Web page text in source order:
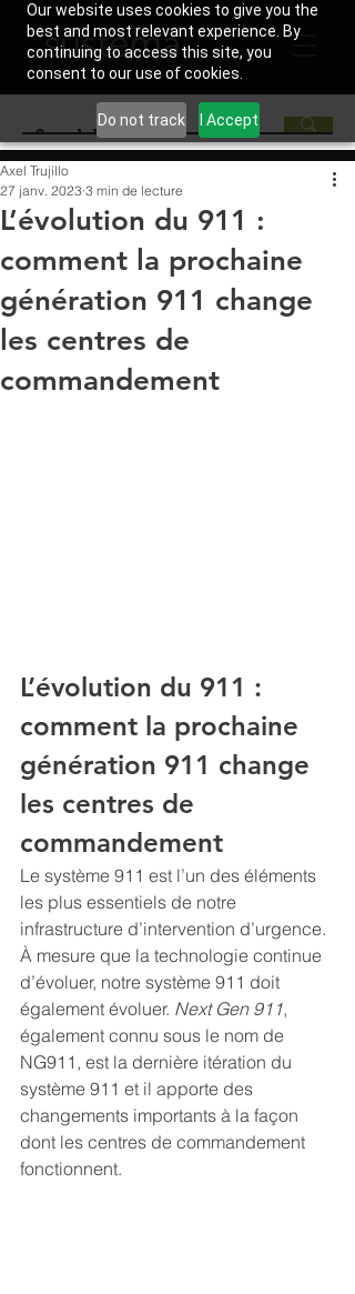
Our website uses cookies to give you the
best and most relevant experience. By
continuing to access this site, you
consent to our use of cookies.
Do not track I Accept
L’évolution du 911 :
comment la prochaine
génération 911 change
les centres de
commandement
Axel Trujillo
27 janv. 2023 3 min de lecture
L’évolution du 911 :
comment la prochaine
génération 911 change
les centres de
commandement
Le système 911 est l’un des éléments
les plus essentiels de notre
infrastructure d’intervention d’urgence.
À mesure que la technologie continue
d’évoluer, notre système 911 doit
également évoluer. Next Gen 911,
également connu sous le nom de
NG911, est la dernière itération du
système 911 et il apporte des
changements importants à la façon
dont les centres de commandement
fonctionnent.